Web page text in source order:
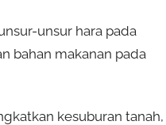
unsur hara pada
bahan makanan pada
kesuburan tanah,